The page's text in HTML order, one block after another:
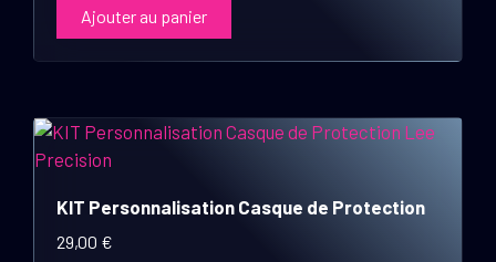
Ajouter au panier
KIT Personnalisation Casque de Protection
29,00 €